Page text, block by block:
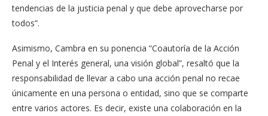
tendencias de la justicia penal y que debe aprovecharse por
todos”.
Asimismo, Cambra en su ponencia “Coautoría de la Acción
Penal y el Interés general, una visión global”, resaltó que la
responsabilidad de llevar a cabo una acción penal no recae
únicamente en una persona o entidad, sino que se comparte
entre varios actores. Es decir, existe una colaboración en la